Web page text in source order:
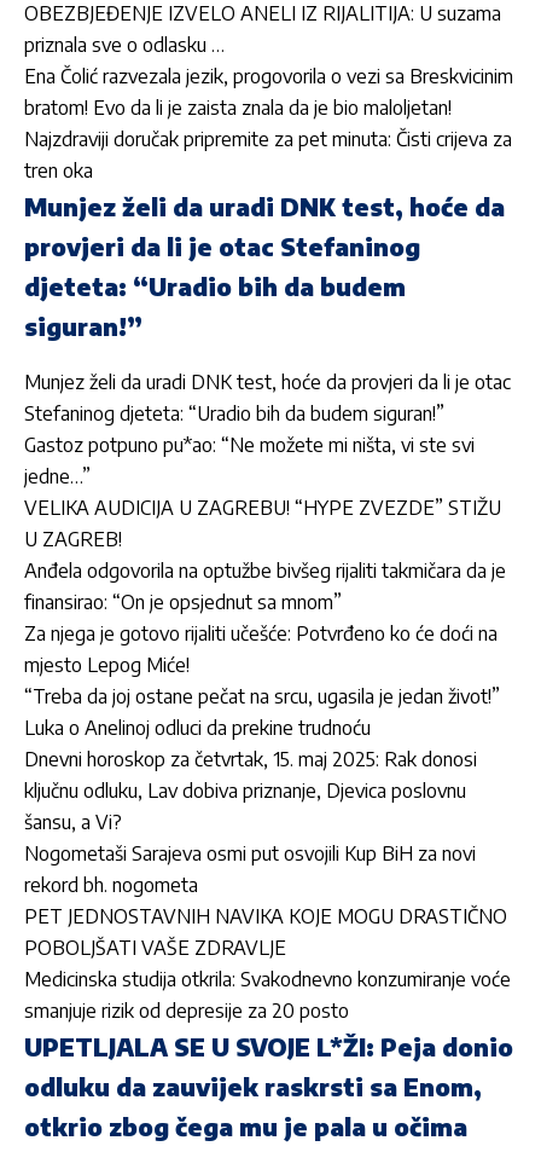
OBEZBJEĐENJE IZVELO ANELI IZ RIJALITIJA: U suzama
priznala sve o odlasku …
Ena Čolić razvezala jezik, progovorila o vezi sa Breskvicinim
bratom! Evo da li je zaista znala da je bio maloljetan!
Najzdraviji doručak pripremite za pet minuta: Čisti crijeva za
tren oka
Munjez želi da uradi DNK test, hoće da
provjeri da li je otac Stefaninog
djeteta: “Uradio bih da budem
siguran!”
Munjez želi da uradi DNK test, hoće da provjeri da li je otac
Stefaninog djeteta: “Uradio bih da budem siguran!”
Gastoz potpuno pu*ao: “Ne možete mi ništa, vi ste svi
jedne…”
VELIKA AUDICIJA U ZAGREBU! “HYPE ZVEZDE” STIŽU
U ZAGREB!
Anđela odgovorila na optužbe bivšeg rijaliti takmičara da je
finansirao: “On je opsjednut sa mnom”
Za njega je gotovo rijaliti učešće: Potvrđeno ko će doći na
mjesto Lepog Miće!
“Treba da joj ostane pečat na srcu, ugasila je jedan život!”
Luka o Anelinoj odluci da prekine trudnoću
Dnevni horoskop za četvrtak, 15. maj 2025: Rak donosi
ključnu odluku, Lav dobiva priznanje, Djevica poslovnu
šansu, a Vi?
Nogometaši Sarajeva osmi put osvojili Kup BiH za novi
rekord bh. nogometa
PET JEDNOSTAVNIH NAVIKA KOJE MOGU DRASTIČNO
POBOLJŠATI VAŠE ZDRAVLJE
Medicinska studija otkrila: Svakodnevno konzumiranje voće
smanjuje rizik od depresije za 20 posto
UPETLJALA SE U SVOJE L*ŽI: Peja donio
odluku da zauvijek raskrsti sa Enom,
otkrio zbog čega mu je pala u očima